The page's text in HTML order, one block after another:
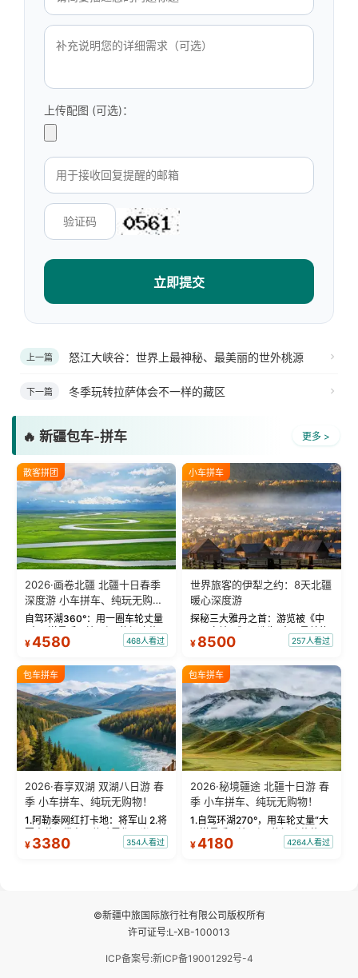
上传配图 (可选)：
立即提交
上一篇 怒江大峡谷：世界上最神秘、最美丽的世外桃源
下一篇 冬季玩转拉萨体会不一样的藏区
🔥 新疆包车-拼车 更多 >
散客拼团
2026·画卷北疆 北疆十日春季
深度游 小车拼车、纯玩无购
物！
自驾环湖360°：用一圈车轮丈量
“大西洋最后一滴眼泪”的极致蔚
蓝。 赛湖旅拍：甄选多款风格服
绝美瞬间。 赛湖坦克300跟车视
频：专业摄影师...
¥4580 468人看过
小车拼车
世界旅客的伊犁之约：8天北疆
暖心深度游
探秘三大雅丹之首：游览被《中
国国家地理》评选为“中国最美的
三大雅丹”第一名的克拉玛依魔鬼
瓦人最大村落——禾木村，欣赏
晨雾与小木...
¥ 8500 257人看过
包车拼车
2026·春享双湖 双湖八日游 春
季 小车拼车、纯玩无购物！
1.阿勒泰网红打卡地：将军山 2.将
军山落日缆车，体验雪都风光 3.
将军山，夕阳派对，蹦迪party 4.
¥ 3380 354人看过
包车拼车
2026·秘境疆途 北疆十日游 春
季 小车拼车、纯玩无购物！
1.自驾环湖270°，用车轮丈量“大
西洋最后一滴眼泪”的极致蔚蓝，
让雪山、花海与深邃湖水在转弯
¥4180 4264人看过
©新疆中旅国际旅行社有限公司版权所有
许可证号:L-XB-100013
ICP备案号:新ICP备19001292号-4